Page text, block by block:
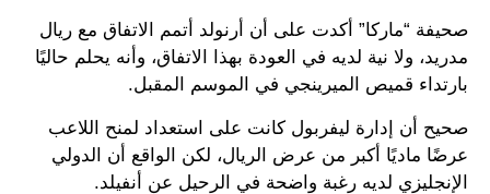
صحيفة “ماركا” أكدت على أن أرنولد أتمم الاتفاق مع ريال
مدريد، ولا نية لديه في العودة بهذا الاتفاق، وأنه يحلم حاليًا
بارتداء قميص الميرينجي في الموسم المقبل.
صحيح أن إدارة ليفربول كانت على استعداد لمنح اللاعب
عرضًا ماديًا أكبر من عرض الريال، لكن الواقع أن الدولي
الإنجليزي لديه رغبة واضحة في الرحيل عن أنفيلد.